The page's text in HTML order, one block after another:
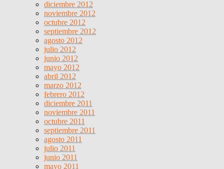
diciembre 2012
noviembre 2012
octubre 2012
septiembre 2012
agosto 2012
julio 2012
junio 2012
mayo 2012
abril 2012
marzo 2012
febrero 2012
diciembre 2011
noviembre 2011
octubre 2011
septiembre 2011
agosto 2011
julio 2011
junio 2011
mayo 2011